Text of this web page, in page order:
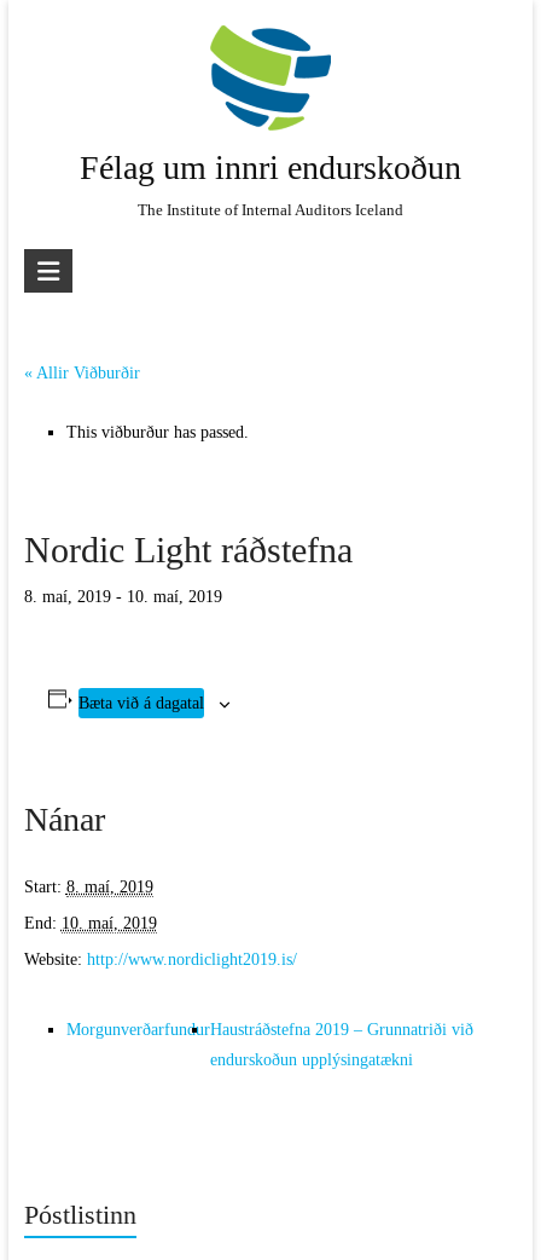
Félag um innri endurskoðun
The Institute of Internal Auditors Iceland
« Allir Viðburðir
This viðburður has passed.
Nordic Light ráðstefna
8. maí, 2019- 10. maí, 2019
Bæta við á dagatal
Nánar
Start: 8. maí, 2019
End: 10. maí, 2019
Website: http://www.nordiclight2019.is/
MorgunverðarfundurHaustráðstefna 2019 – Grunnatriði við
endurskoðun upplýsingatækni
Póstlistinn